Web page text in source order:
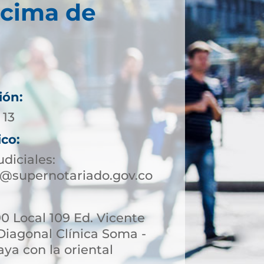
de
Local 109 Ed. Vicente
Clínica Soma -
con la oriental